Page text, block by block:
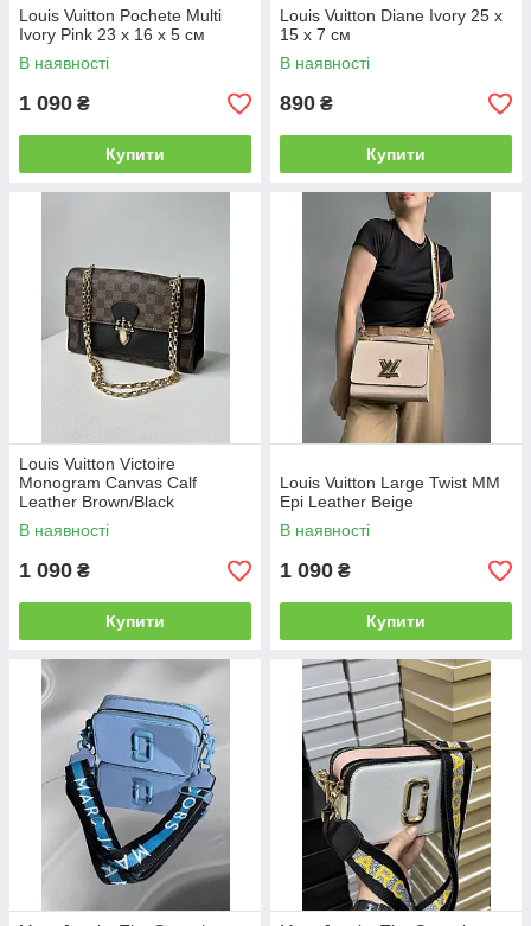
Louis Vuitton Pochete Multi
Ivory Pink 23 х 16 х 5 см
В наявності
1 090 ₴
Купити
Louis Vuitton Diane Ivory 25 x
15 x 7 см
В наявності
890 ₴
Купити
Louis Vuitton Victoire
Monogram Canvas Calf
Leather Brown/Black
В наявності
1 090 ₴
Купити
Louis Vuitton Large Twist MM
Epi Leather Beige
В наявності
1 090 ₴
Купити